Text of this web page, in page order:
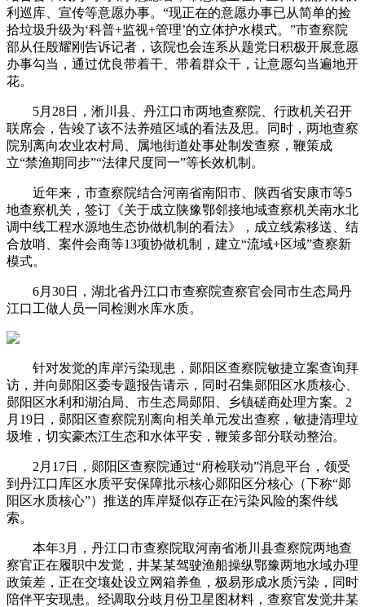
利巡库、宣传等意愿办事。“现正在的意愿办事已从简单的捡
拾垃圾升级为‘科普+监视+管理’的立体护水模式。”市查察院
部从任殷耀刚告诉记者，该院也会连系从题党日积极开展意愿
办事勾当，通过优良带着干、带着群众干，让意愿勾当遍地开
花。
5月28日，淅川县、丹江口市两地查察院、行政机关召开
联席会，告竣了该不法养殖区域的看法及思。同时，两地查察
院别离向农业农村局、属地街道处事处制发查察，鞭策成
立“禁渔期同步”“法律尺度同一”等长效机制。
近年来，市查察院结合河南省南阳市、陕西省安康市等5
地查察机关，签订《关于成立陕豫鄂邻接地域查察机关南水北
调中线工程水源地生态协做机制的看法》，成立线索移送、结
合放哨、案件会商等13项协做机制，建立“流域+区域”查察新
模式。
6月30日，湖北省丹江口市查察院查察官会同市生态局丹
江口工做人员一同检测水库水质。
针对发觉的库岸污染现患，郧阳区查察院敏捷立案查询拜
访，并向郧阳区委专题报告请示，同时召集郧阳区水质核心、
郧阳区水利和湖泊局、市生态局郧阳、乡镇磋商处理方案。2
月19日，郧阳区查察院别离向相关单元发出查察，敏捷清理垃
圾堆，切实豪杰江生态和水体平安，鞭策多部分联动整治。
2月17日，郧阳区查察院通过“府检联动”消息平台，领受
到丹江口库区水质平安保障批示核心郧阳区分核心（下称“郧
阳区水质核心”）推送的库岸疑似存正在污染风险的案件线
索。
本年3月，丹江口市查察院取河南省淅川县查察院两地查
察官正在履职中发觉，井某某驾驶渔船操纵鄂豫两地水域办理
政策差，正在交壤处设立网箱养鱼，极易形成水质污染，同时
陪伴平安现患。经调取分歧月份卫星图材料，查察官发觉井某